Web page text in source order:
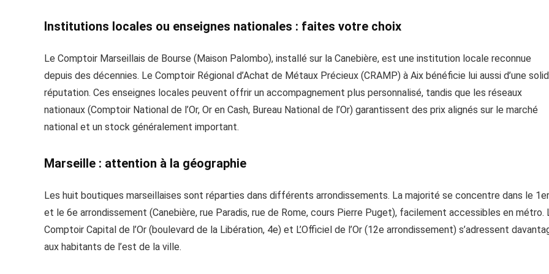
Institutions locales ou enseignes nationales : faites votre choix
Le Comptoir Marseillais de Bourse (Maison Palombo), installé sur la Canebière, est une institution locale reconnue
depuis des décennies. Le Comptoir Régional d’Achat de Métaux Précieux (CRAMP) à Aix bénéficie lui aussi d’une
réputation. Ces enseignes locales peuvent offrir un accompagnement plus personnalisé, tandis que les réseaux
nationaux (Comptoir National de l’Or, Or en Cash, Bureau National de l’Or) garantissent des prix alignés sur le marché
national et un stock généralement important.
Marseille : attention à la géographie
Les huit boutiques marseillaises sont réparties dans différents arrondissements. La majorité se concentre dans le 1er
et le 6e arrondissement (Canebière, rue Paradis, rue de Rome, cours Pierre Puget), facilement accessibles en métro.
Comptoir Capital de l’Or (boulevard de la Libération, 4e) et L’Officiel de l’Or (12e arrondissement) s’adressent
aux habitants de l’est de la ville.